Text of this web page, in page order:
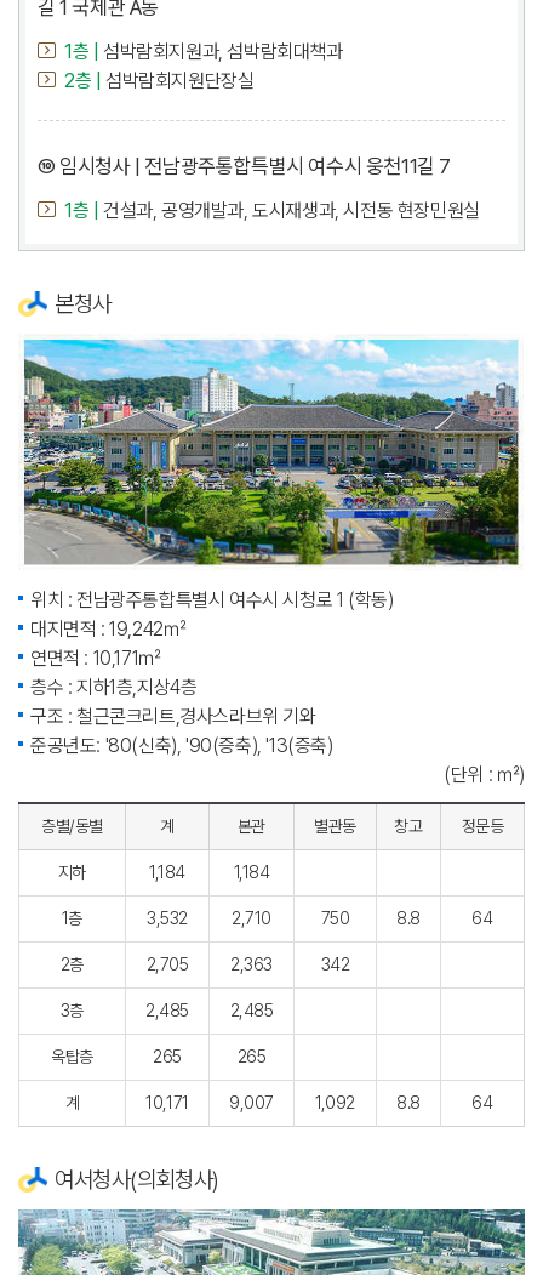
길 1 국제관 A동
1층 |
섬박람회지원과, 섬박람회대책과
2층 |
섬박람회지원단장실
⑩ 임시청사 | 전남광주통합특별시 여수시 웅천11길 7
1층 | 건설과, 공영개발과, 도시재생과, 시전동 현장민원실
본청사
위치 : 전남광주통합특별시 여수시 시청로 1 (학동)
대지면적 : 19,242㎡
연면적 : 10,171㎡
층수 : 지하1층,지상4층
구조 : 철근콘크리트,경사스라브위 기와
준공년도: '80(신축), '90(증축), '13(증축)
(단위 : ㎡)
층별/동별 계 본관 별관동 창고 정문등
지하 1,184 1,184
1층 3,532 2,710 750 8.8 64
2층 2,705 2,363 342
3층 2,485 2,485
옥탑층 265 265
계 10,171 9,007 1,092 8.8 64
여서청사(의회청사)